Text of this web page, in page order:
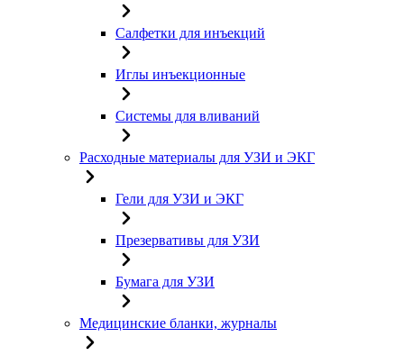
Салфетки для инъекций
Иглы инъекционные
Системы для вливаний
Расходные материалы для УЗИ и ЭКГ
Гели для УЗИ и ЭКГ
Презервативы для УЗИ
Бумага для УЗИ
Медицинские бланки, журналы